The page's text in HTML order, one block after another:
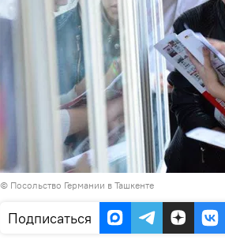
© Посольство Германии в Ташкенте
Подписаться